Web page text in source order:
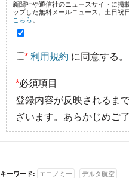
新聞社や通信社のニュースサイトに掲
ップした無料メールニュース。土日祝
こちら
* 利用規約 に同意する。
*必須項目
登録内容が反映されるま
ざいます。あらかじめご
キーワード: エコノミー デルタ航空